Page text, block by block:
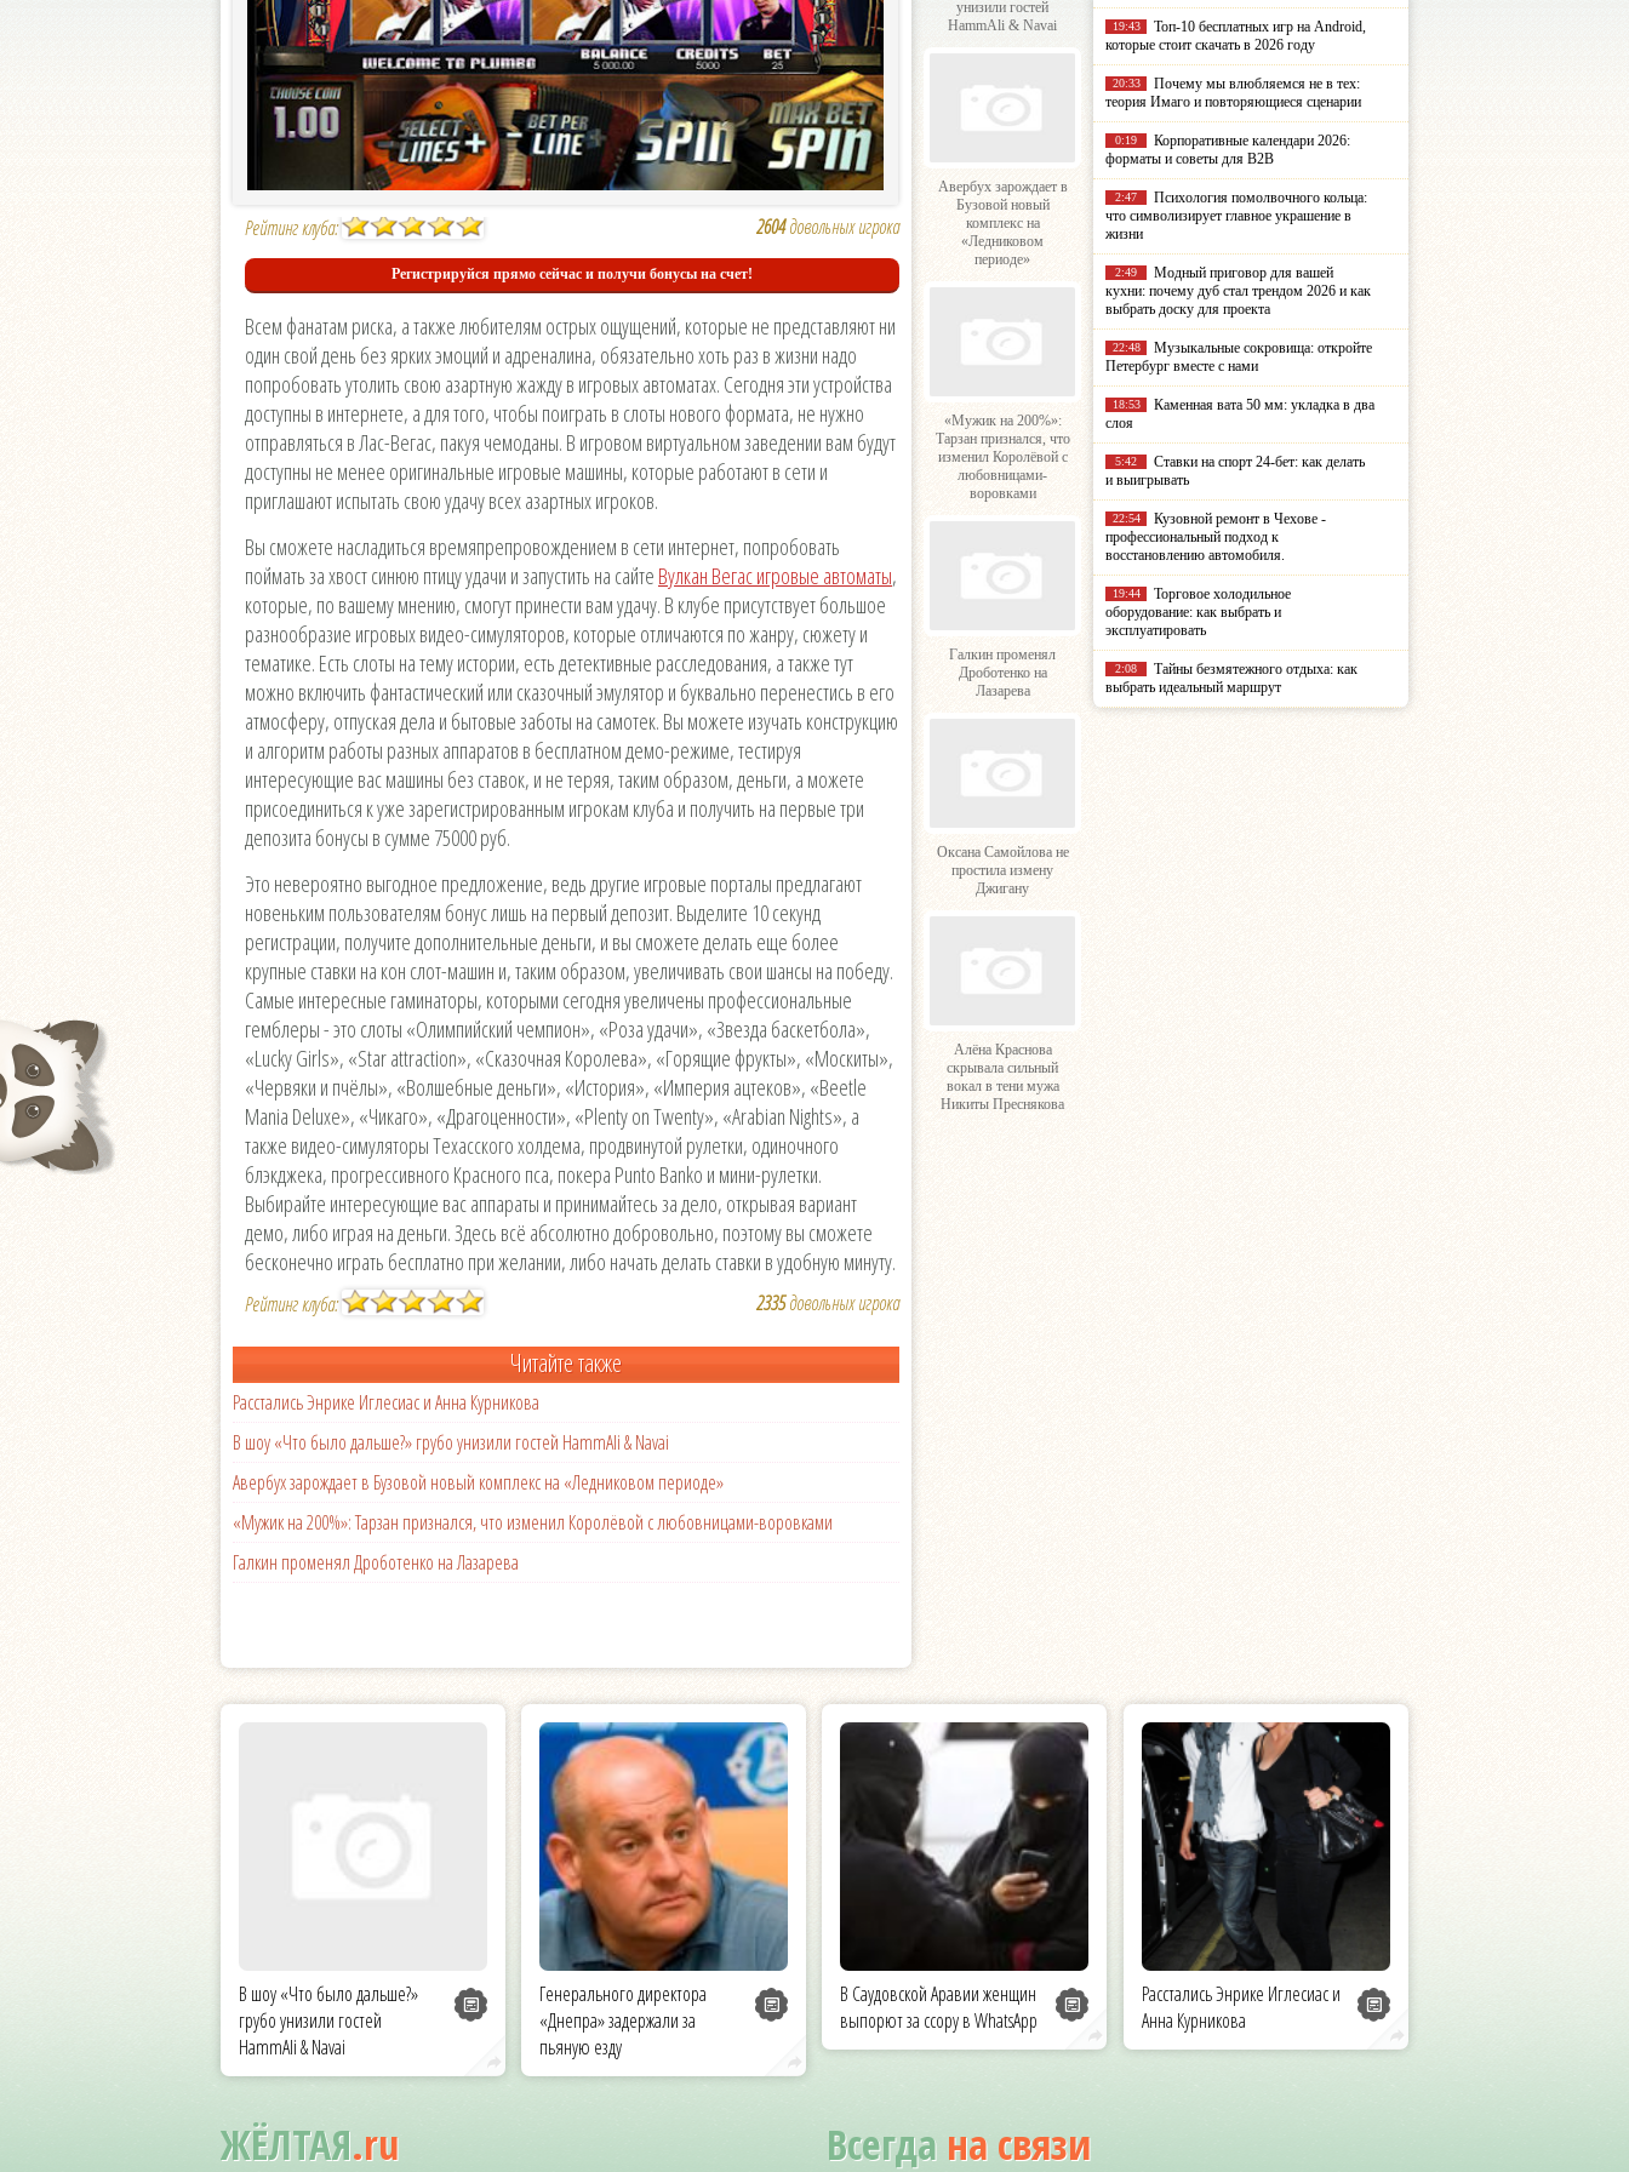
Рейтинг клуба: 2604довольных игрока
Регистрируйся прямо сейчас и получи бонусы на счет!
Всем фанатам риска, а также любителям острых ощущений, которые не представляют ни
один свой день без ярких эмоций и адреналина, обязательно хоть раз в жизни надо
попробовать утолить свою азартную жажду в игровых автоматах. Сегодня эти устройства
доступны в интернете, а для того, чтобы поиграть в слоты нового формата, не нужно
отправляться в Лас-Вегас, пакуя чемоданы. В игровом виртуальном заведении вам будут
доступны не менее оригинальные игровые машины, которые работают в сети и
приглашают испытать свою удачу всех азартных игроков.
Вы сможете насладиться времяпрепровождением в сети интернет, попробовать
поймать за хвост синюю птицу удачи и запустить на сайте Вулкан Вегас игровые автоматы,
которые, по вашему мнению, смогут принести вам удачу. В клубе присутствует большое
разнообразие игровых видео-симуляторов, которые отличаются по жанру, сюжету и
тематике. Есть слоты на тему истории, есть детективные расследования, а также тут
можно включить фантастический или сказочный эмулятор и буквально перенестись в его
атмосферу, отпуская дела и бытовые заботы на самотек. Вы можете изучать конструкцию
и алгоритм работы разных аппаратов в бесплатном демо-режиме, тестируя
интересующие вас машины без ставок, и не теряя, таким образом, деньги, а можете
присоединиться к уже зарегистрированным игрокам клуба и получить на первые три
депозита бонусы в сумме 75000 руб.
Это невероятно выгодное предложение, ведь другие игровые порталы предлагают
новеньким пользователям бонус лишь на первый депозит. Выделите 10 секунд
регистрации, получите дополнительные деньги, и вы сможете делать еще более
крупные ставки на кон слот-машин и, таким образом, увеличивать свои шансы на победу.
Самые интересные гаминаторы, которыми сегодня увеличены профессиональные
гемблеры - это слоты «Олимпийский чемпион», «Роза удачи», «Звезда баскетбола»,
«Lucky Girls», «Star attraction», «Сказочная Королева», «Горящие фрукты», «Москиты»,
«Червяки и пчёлы», «Волшебные деньги», «История», «Империя ацтеков», «Beetle
Mania Deluxe», «Чикаго», «Драгоценности», «Рlenty on Twenty», «Аrabian Nights», а
также видео-симуляторы Техасского холдема, продвинутой рулетки, одиночного
блэкджека, прогрессивного Красного пса, покера Punto Banko и мини-рулетки.
Выбирайте интересующие вас аппараты и принимайтесь за дело, открывая вариант
демо, либо играя на деньги. Здесь всё абсолютно добровольно, поэтому вы сможете
бесконечно играть бесплатно при желании, либо начать делать ставки в удобную минуту.
Рейтинг клуба: 2335довольных игрока
Читайте также
Расстались Энрике Иглесиас и Анна Курникова
В шоу «Что было дальше?» грубо унизили гостей HammAli & Navai
Авербух зарождает в Бузовой новый комплекс на «Ледниковом периоде»
«Мужик на 200%»: Тарзан признался, что изменил Королёвой с любовницами-воровками
Галкин променял Дроботенко на Лазарева
унизили гостей
HammAli & Navai
Авербух зарождает в
Бузовой новый
комплекс на
«Ледниковом
периоде»
«Мужик на 200%»:
Тарзан признался, что
изменил Королёвой с
любовницами-
воровками
Галкин променял
Дроботенко на
Лазарева
Оксана Самойлова не
простила измену
Джигану
Алёна Краснова
скрывала сильный
вокал в тени мужа
Никиты Преснякова
19:43
Топ-10 бесплатных игр на Android,
которые стоит скачать в 2026 году
20:33
Почему мы влюбляемся не в тех:
теория Имаго и повторяющиеся сценарии
0:19
Корпоративные календари 2026:
форматы и советы для B2B
2:47
Психология помолвочного кольца:
что символизирует главное украшение в
жизни
2:49
Модный приговор для вашей
кухни: почему дуб стал трендом 2026 и как
выбрать доску для проекта
22:48
Музыкальные сокровища: откройте
Петербург вместе с нами
18:53
Каменная вата 50 мм: укладка в два
слоя
5:42
Ставки на спорт 24-бет: как делать
и выигрывать
22:54
Кузовной ремонт в Чехове -
профессиональный подход к
восстановлению автомобиля.
19:44
Торговое холодильное
оборудование: как выбрать и
эксплуатировать
2:08
Тайны безмятежного отдыха: как
выбрать идеальный маршрут
В шоу «Что было дальше?»
грубо унизили гостей
HammAli & Navai
Генерального директора
«Днепра» задержали за
пьяную езду
В Саудовской Аравии женщин
выпорют за ссору в WhatsApp
Расстались Энрике Иглесиас и
Анна Курникова
ЖЁЛТАЯ.ru Всегда на связи